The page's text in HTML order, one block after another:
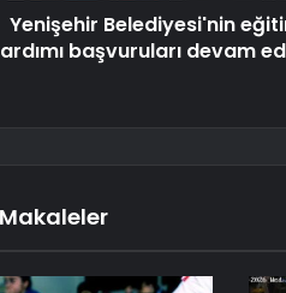
Yenişehir Belediyesi'nin
başvuruları devam